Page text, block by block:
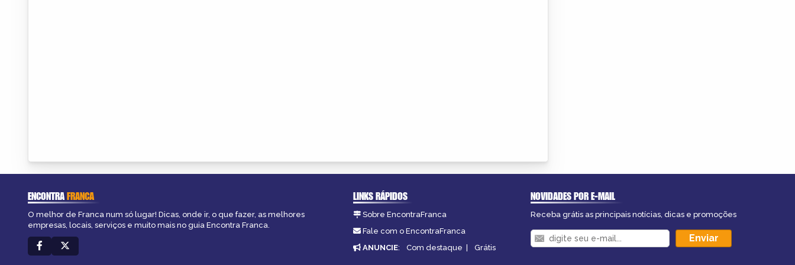
ENCONTRAFRANCA
O melhor de Franca num só lugar! Dicas, onde ir, o que fazer, as melhores
empresas, locais, serviços e muito mais no guia Encontra Franca.
LINKS RÁPIDOS
Sobre EncontraFranca
Fale com o EncontraFranca
ANUNCIE: Com destaque | Grátis
NOVIDADES POR E-MAIL
Receba grátis as principais notícias, dicas e promoções